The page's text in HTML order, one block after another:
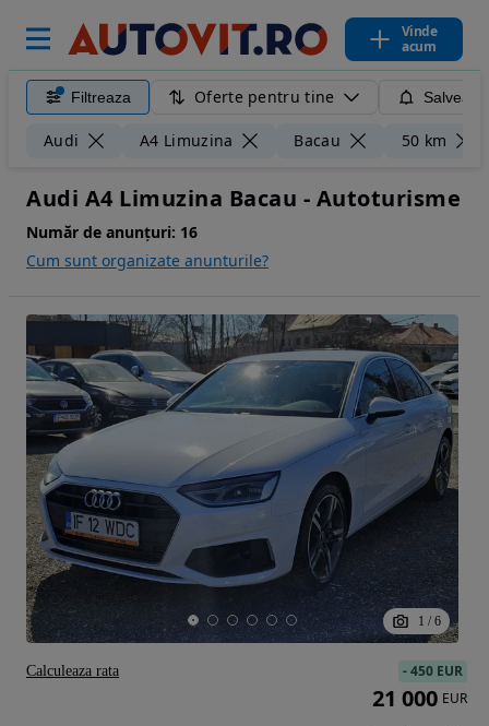
Vinde
acum
Filtreaza Oferte pentru tine
Audi A4 Limuzina Bacau 50 km
Audi A4 Limuzina Bacau - Autoturisme
Număr de anunțuri: 16
Cum sunt organizate anunturile?
1 / 6
-450 EUR
21 000 EUR
Calculeaza rata